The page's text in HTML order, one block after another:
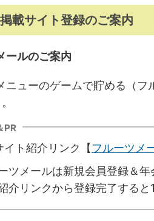
載サイト登録のご案内
ールのご案内
ニューのゲームで貯める（フ
PR
イト紹介リンク【フルーツメ
ツメールは新規会員登録＆
介リンクから登録完了する